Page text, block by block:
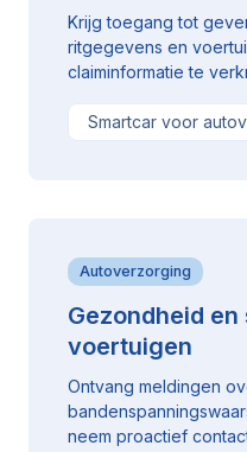
Krijg toegang tot
ritgegevens en
claiminformatie te
Smartcar voor
Autoverzorging
Gezondheid
voertuigen
Ontvang meldingen
neem proactief